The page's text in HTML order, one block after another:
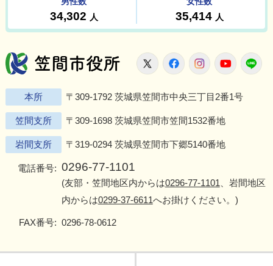
笠間市役所
X FacebookInstagram
本所 〒309-1792 茨城県笠間市中央三丁目2番1号
笠間支所 〒309-1698 茨城県笠間市笠間1532番地
岩間支所 〒319-0294 茨城県笠間市下郷5140番地
電話番号: 0296-77-1101
(友部・笠間地区内からは0296-77-1101 、岩間地区
内からは0299-37-6611へお掛けください。)
FAX番号: 0296-78-0612